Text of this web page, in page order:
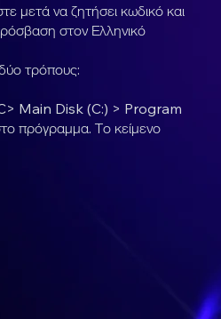
μετά να ζητήσει κωδικό και
στον Ελληνικό
τρόπους:
Main Disk (C:) > Program
πρόγραμμα. Το κείμενο